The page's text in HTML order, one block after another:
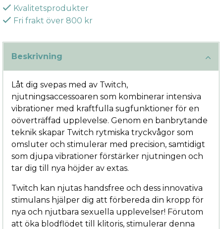
Kvalitetsprodukter
Fri frakt över 800 kr
Beskrivning
Låt dig svepas med av Twitch,
njutningsaccessoaren som kombinerar intensiva
vibrationer med kraftfulla sugfunktioner för en
oöverträffad upplevelse. Genom en banbrytande
teknik skapar Twitch rytmiska tryckvågor som
omsluter och stimulerar med precision, samtidigt
som djupa vibrationer förstärker njutningen och
tar dig till nya höjder av extas.
Twitch kan njutas handsfree och dess innovativa
stimulans hjälper dig att förbereda din kropp för
nya och njutbara sexuella upplevelser! Förutom
att öka blodflödet till klitoris, stimulerar denna